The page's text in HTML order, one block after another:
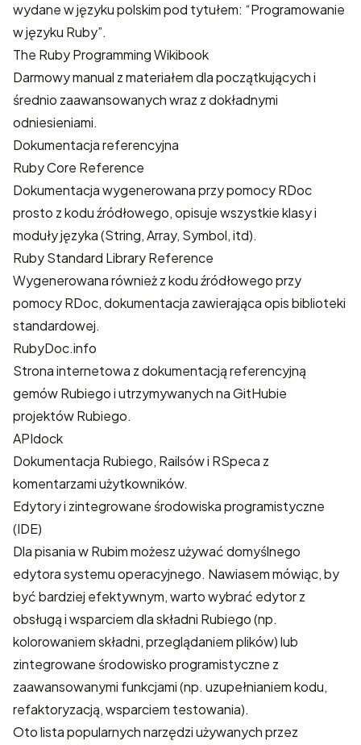
wydane w języku polskim pod tytułem: “Programowanie
w języku Ruby”.
The Ruby Programming Wikibook
Darmowy manual z materiałem dla początkujących i
średnio zaawansowanych wraz z dokładnymi
odniesieniami.
Dokumentacja referencyjna
Ruby Core Reference
Dokumentacja wygenerowana przy pomocyRDoc
prosto z kodu źródłowego, opisuje wszystkie klasy i
moduły języka (String, Array, Symbol, itd).
Ruby Standard Library Reference
Wygenerowana również z kodu źródłowego przy
pomocy RDoc, dokumentacja zawierająca opis biblioteki
standardowej.
RubyDoc.info
Strona internetowa z dokumentacją referencyjną
gemów Rubiego i utrzymywanych na GitHubie
projektów Rubiego.
APIdock
Dokumentacja Rubiego, Railsów i RSpeca z
komentarzami użytkowników.
Edytory i zintegrowane środowiska programistyczne
(IDE)
Dla pisania w Rubim możesz używać domyślnego
edytora systemu operacyjnego. Nawiasem mówiąc, by
być bardziej efektywnym, warto wybrać edytor z
obsługą i wsparciem dla składni Rubiego (np.
kolorowaniem składni, przeglądaniem plików) lub
zintegrowane środowisko programistyczne z
zaawansowanymi funkcjami (np. uzupełnianiem kodu,
refaktoryzacją, wsparciem testowania).
Oto lista popularnych narzędzi używanych przez